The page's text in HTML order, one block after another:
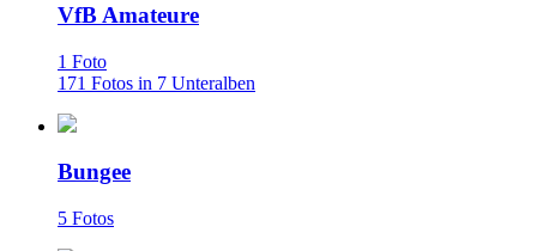
VfB Amateure
1 Foto
171 Fotos in 7 Unteralben
Bungee
5 Fotos